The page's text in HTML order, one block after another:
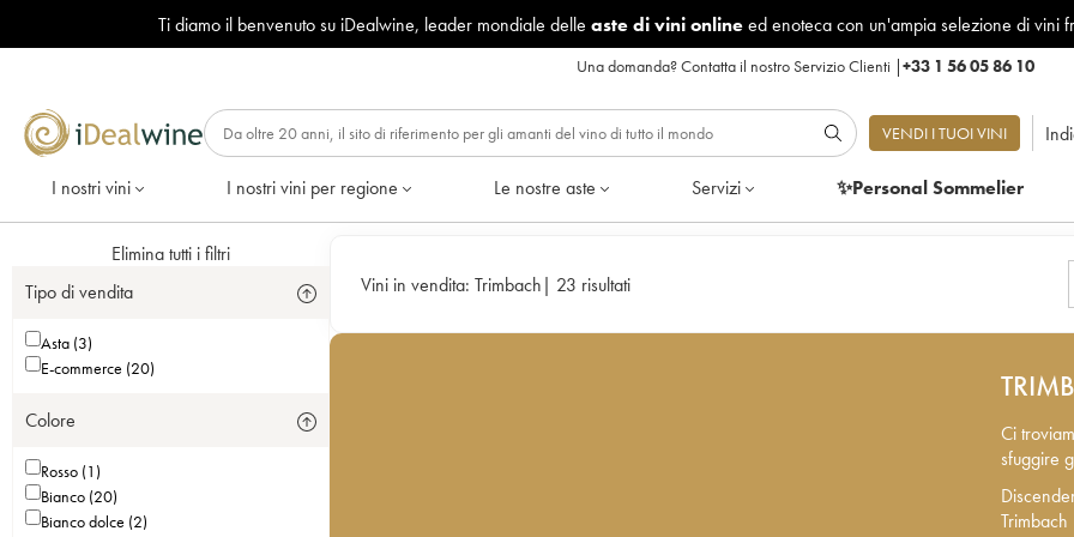
Ti diamo il benvenuto su iDealwine, leader mondiale delle aste di vini onlineed enoteca con un'ampia selezione di vini
Una domanda?Contatta il nostro Servizio Clienti |+33 1 56 05 86 10
VENDI I TUOI VINI
I nostri vini I nostri vini per regione Le nostre aste Servizi ✨Personal Sommelier
Elimina tutti i filtri
Tipo di vendita
Asta (3)
E-commerce (20)
Colore
Rosso (1)
Bianco (20)
Bianco dolce (2)
Vini in vendita: Trimbach| 23 risultati
Ci
sfuggire